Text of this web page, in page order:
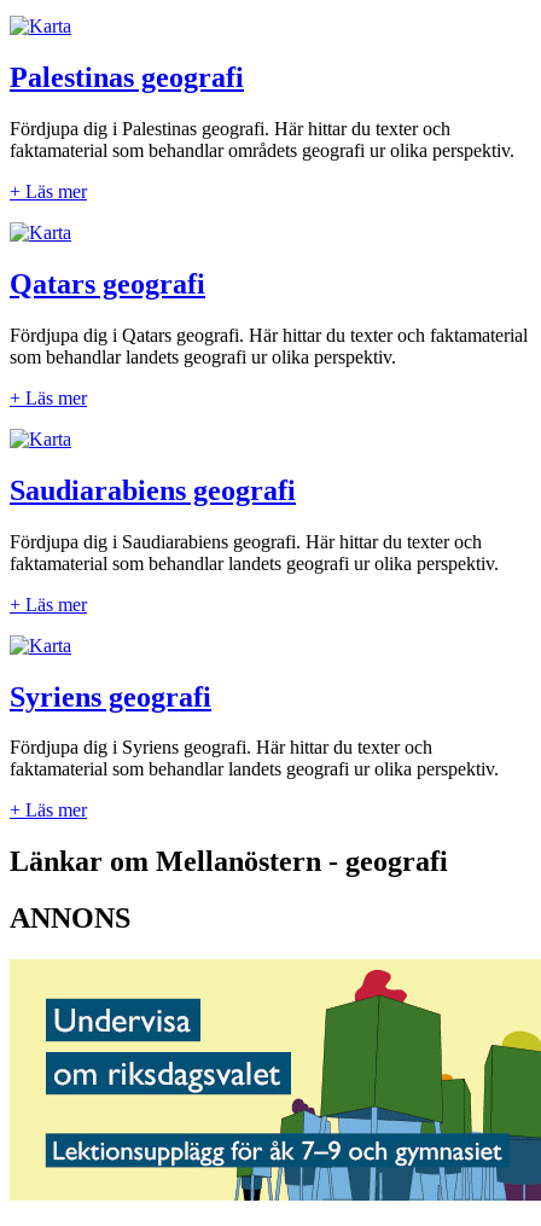
Palestinas geografi
Fördjupa dig i Palestinas geografi. Här hittar du texter och
faktamaterial som behandlar områdets geografi ur olika perspektiv.
+ Läs mer
Qatars geografi
Fördjupa dig i Qatars geografi. Här hittar du texter och faktamaterial
som behandlar landets geografi ur olika perspektiv.
+ Läs mer
Saudiarabiens geografi
Fördjupa dig i Saudiarabiens geografi. Här hittar du texter och
faktamaterial som behandlar landets geografi ur olika perspektiv.
+ Läs mer
Syriens geografi
Fördjupa dig i Syriens geografi. Här hittar du texter och
faktamaterial som behandlar landets geografi ur olika perspektiv.
+ Läs mer
Länkar om Mellanöstern - geografi
ANNONS